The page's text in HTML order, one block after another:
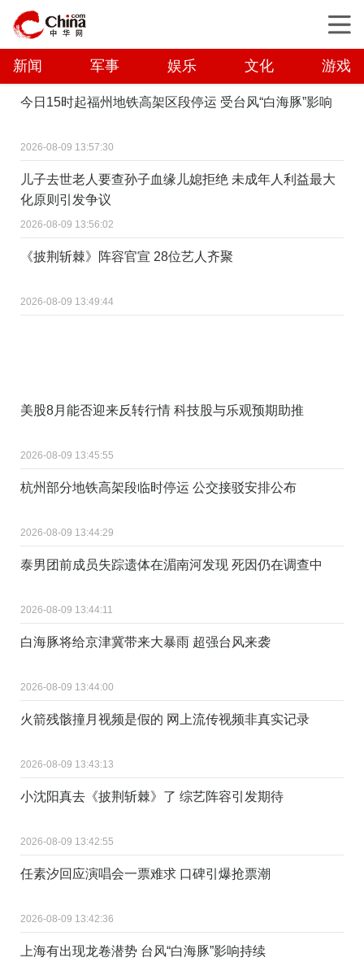
新闻 军事 娱乐 文化 游戏
今日15时起福州地铁高架区段停运 受台风“白海豚”影响
2026-08-09 13:57:30
儿子去世老人要查孙子血缘儿媳拒绝 未成年人利益最大
化原则引发争议
2026-08-09 13:56:02
《披荆斩棘》阵容官宣 28位艺人齐聚
2026-08-09 13:49:44
美股8月能否迎来反转行情 科技股与乐观预期助推
2026-08-09 13:45:55
杭州部分地铁高架段临时停运 公交接驳安排公布
2026-08-09 13:44:29
泰男团前成员失踪遗体在湄南河发现 死因仍在调查中
2026-08-09 13:44:11
白海豚将给京津冀带来大暴雨 超强台风来袭
2026-08-09 13:44:00
火箭残骸撞月视频是假的 网上流传视频非真实记录
2026-08-09 13:43:13
小沈阳真去《披荆斩棘》了 综艺阵容引发期待
2026-08-09 13:42:55
任素汐回应演唱会一票难求 口碑引爆抢票潮
2026-08-09 13:42:36
上海有出现龙卷潜势 台风“白海豚”影响持续